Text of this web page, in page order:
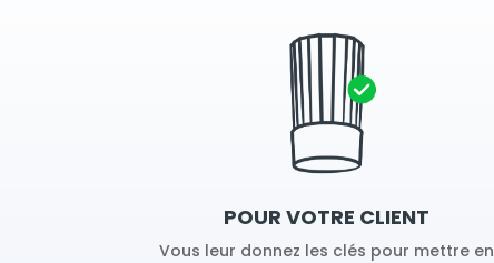
POUR VOTRE CLIENT
Vous leur donnez les clés pour mettre en